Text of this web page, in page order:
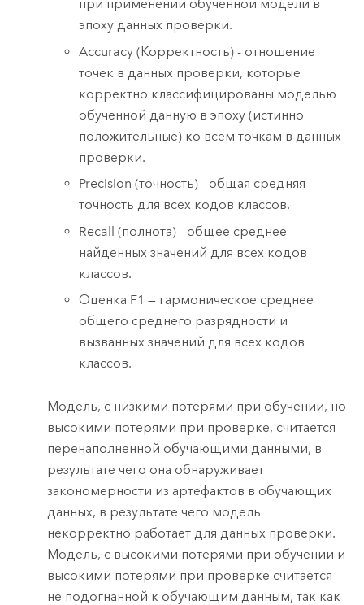
при применении обученной модели в
эпоху данных проверки.
Accuracy (Корректность) - отношение
точек в данных проверки, которые
корректно классифицированы моделью
обученной данную в эпоху (истинно
положительные) ко всем точкам в данных
проверки.
Precision (точность) - общая средняя
точность для всех кодов классов.
Recall (полнота) - общее среднее
найденных значений для всех кодов
классов.
Оценка F1 — гармоническое среднее
общего среднего разрядности и
вызванных значений для всех кодов
классов.
Модель, с низкими потерями при обучении, но
высокими потерями при проверке, считается
перенаполненной обучающими данными, в
результате чего она обнаруживает
закономерности из артефактов в обучающих
данных, в результате чего модель
некорректно работает для данных проверки.
Модель, с высокими потерями при обучении и
высокими потерями при проверке считается
не подогнанной к обучающим данным, так как